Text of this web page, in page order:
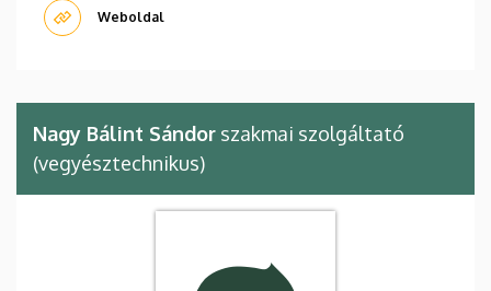
Weboldal
Nagy Bálint Sándor szakmai szolgáltató
(vegyésztechnikus)